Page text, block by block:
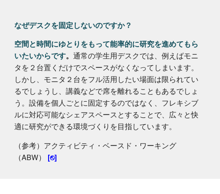
なぜデスクを固定しないのですか？
空間と時間にゆとりをもって能率的に研究を進めてもら
いたいからです。通常の学生用デスクでは、例えばモニ
タを２台置くだけでスペースがなくなってしまいます。
しかし、モニタ２台をフル活用したい場面は限られてい
るでしょうし、講義などで席を離れることもあるでしょ
う。設備を個人ごとに固定するのではなく、フレキシブ
ルに対応可能なシェアスペースとすることで、広々と快
適に研究ができる環境づくりを目指しています。
（参考） アクティビティ・ベースド・ワーキング
（ABW）
[⎋]